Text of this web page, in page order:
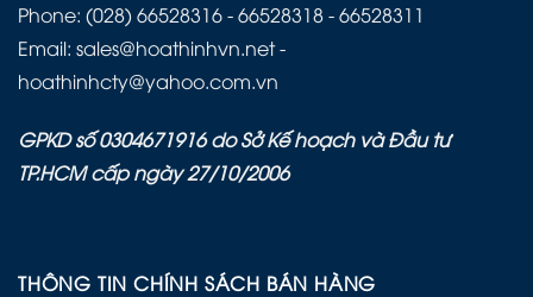
Phone: (028) 66528316 - 66528318 - 66528311
Email: sales@hoathinhvn.net -
hoathinhcty@yahoo.com.vn
GPKD số 0304671916 do Sở Kế hoạch và Đầu tư
TP.HCM cấp ngày 27/10/2006
THÔNG TIN CHÍNH SÁCH BÁN HÀNG